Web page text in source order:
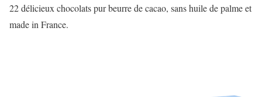
22 délicieux chocolats pur beurre de cacao, sans huile de palme et
made in France.